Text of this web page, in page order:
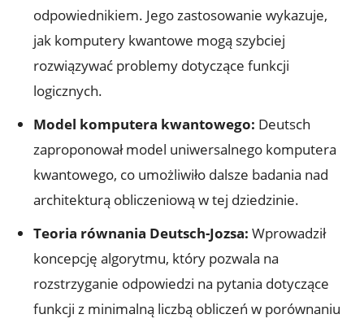
odpowiednikiem. Jego zastosowanie wykazuje,
jak komputery kwantowe mogą szybciej
rozwiązywać problemy dotyczące funkcji
logicznych.
Model komputera kwantowego: Deutsch
zaproponował model uniwersalnego komputera
kwantowego, co umożliwiło dalsze badania nad
architekturą obliczeniową w tej dziedzinie.
Teoria równania Deutsch-Jozsa: Wprowadził
koncepcję algorytmu, który pozwala na
rozstrzyganie odpowiedzi na pytania dotyczące
funkcji z minimalną liczbą obliczeń w porównaniu